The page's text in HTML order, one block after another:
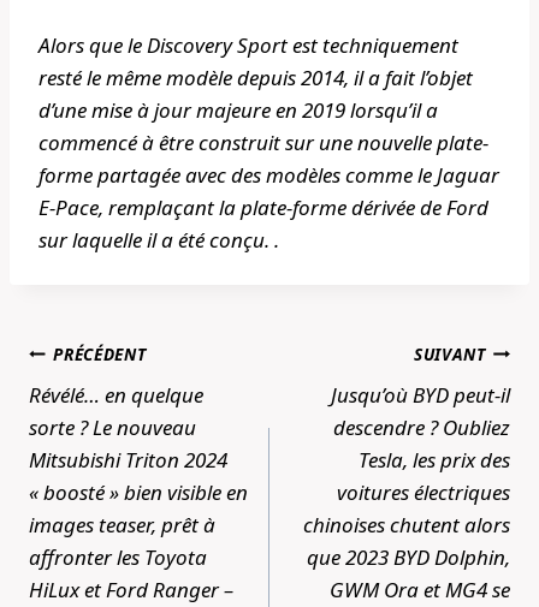
Alors que le Discovery Sport est techniquement
resté le même modèle depuis 2014, il a fait l’objet
d’une mise à jour majeure en 2019 lorsqu’il a
commencé à être construit sur une nouvelle plate-
forme partagée avec des modèles comme le Jaguar
E-Pace, remplaçant la plate-forme dérivée de Ford
sur laquelle il a été conçu. .
Navigation
de
l’article
PRÉCÉDENT
Révélé… en quelque
sorte ? Le nouveau
Mitsubishi Triton 2024
« boosté » bien visible en
images teaser, prêt à
affronter les Toyota
HiLux et Ford Ranger –
SUIVANT
Jusqu’où BYD peut-il
descendre ? Oubliez
Tesla, les prix des
voitures électriques
chinoises chutent alors
que 2023 BYD Dolphin,
GWM Ora et MG4 se